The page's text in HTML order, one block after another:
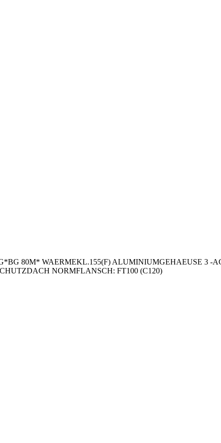
80M* WAERMEKL.155(F) ALUMINIUMGEHAEUSE 3 -
NORMFLANSCH: FT100 (C120)